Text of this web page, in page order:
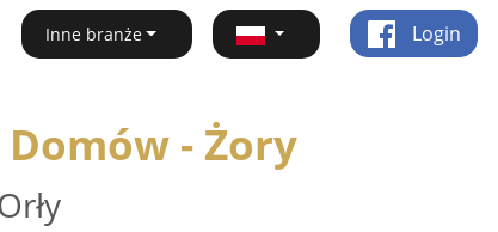
Inne branże Login
- Żory